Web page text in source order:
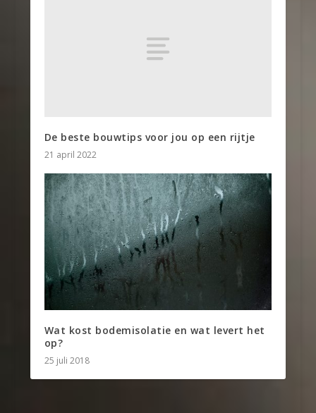
De beste bouwtips voor jou op een rijtje
21 april 2022
Wat kost bodemisolatie en wat levert het
op?
25 juli 2018